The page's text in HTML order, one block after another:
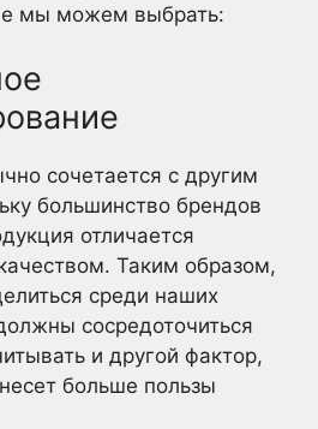
мы можем выбрать:
сочетается с другим
большинство брендов
отличается
Таким образом,
среди наших
сосредоточиться
и другой фактор,
больше пользы